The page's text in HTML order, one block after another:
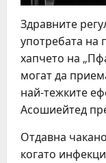
Здравните
употребата на
хапчето на
могат да
най-тежките
Асошиейтед
Отдавна
когато